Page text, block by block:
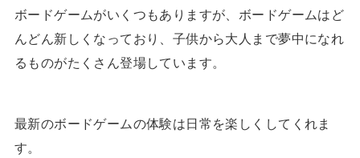
ボードゲームがいくつもありますが、ボードゲームはど
んどん新しくなっており、子供から大人まで夢中になれ
るものがたくさん登場しています。
最新のボードゲームの体験は日常を楽しくしてくれま
す。